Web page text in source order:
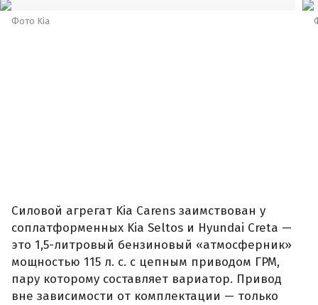
Фото Kia
Силовой агрегат Kia Carens заимствован у
соплатформенных Kia Seltos и Hyundai Creta —
это 1,5-литровый бензиновый «атмосферник»
мощностью 115 л. с. с цепным приводом ГРМ,
пару которому составляет вариатор. Привод
вне зависимости от комплектации — только